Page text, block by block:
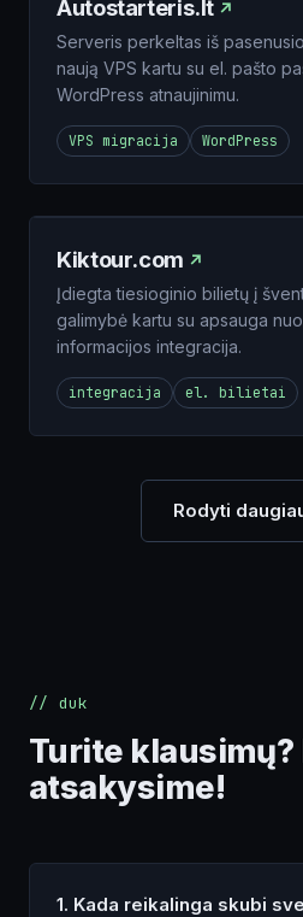
Autostarteris.lt
Serveris perkeltas iš
naują VPS kartu su el. pašto
WordPress atnaujinimu.
VPS migracija WordPress
Kiktour.com
Įdiegta tiesioginio bilietų į
galimybė kartu su apsauga
informacijos integracija.
integracija el. bilietai
Rodyti
// duk
Turite klausimų?
atsakysime!
1. Kada reikalinga skubi